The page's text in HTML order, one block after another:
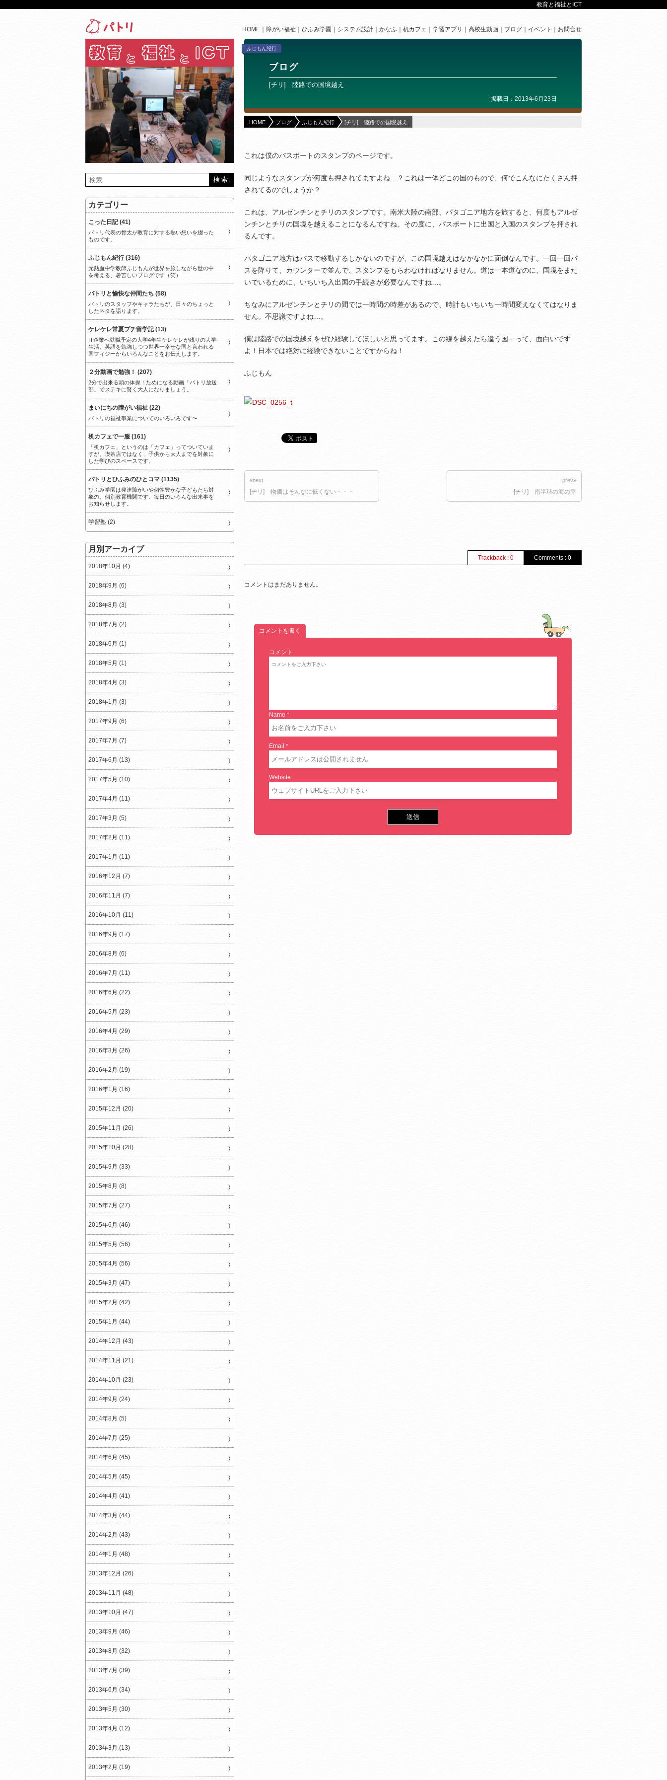
教育と福祉とICT
HOME 障がい福祉 ひふみ学園 システム設計 かなふ 机カフェ 学習アプリ 高校生動画 ブログ イベント お問合せ
ふじもん紀行
ブログ
[チリ] 陸路での国境越え
掲載日：2013年6月23日
HOME ブログ ふじもん紀行 [チリ] 陸路での国境越え
これは僕のパスポートのスタンプのページです。
同じようなスタンプが何度も押されてますよね…？これは一体どこの国のもので、何でこんなにたくさん押
されてるのでしょうか？
これは、アルゼンチンとチリのスタンプです。南米大陸の南部、パタゴニア地方を旅すると、何度もアルゼ
ンチンとチリの国境を越えることになるんですね。その度に、パスポートに出国と入国のスタンプを押され
るんです。
パタゴニア地方はバスで移動するしかないのですが、この国境越えはなかなかに面倒なんです。一回一回バ
スを降りて、カウンターで並んで、スタンプをもらわなければなりません。道は一本道なのに、国境をまた
いでいるために、いちいち入出国の手続きが必要なんですね…。
ちなみにアルゼンチンとチリの間では一時間の時差があるので、時計もいちいち一時間変えなくてはなりま
せん。不思議ですよね…。
僕は陸路での国境越えをぜひ経験してほしいと思ってます。この線を越えたら違う国…って、面白いです
よ！日本では絶対に経験できないことですからね！
ふじもん
«next
[チリ] 物価はそんなに低くない・・・
prev»
[チリ] 南半球の海の幸
Comments : 0
Trackback : 0
コメントはまだありません。
コメントを書く
コメント
Name *
Email *
Website
カテゴリー
こった日記 (41)
パトリ代表の骨太が教育に対する熱い想いを綴った
ものです。
ふじもん紀行 (316)
元熱血中学教師ふじもんが世界を旅しながら世の中
を考える、暑苦しいブログです（笑）
パトリと愉快な仲間たち (58)
パトリのスタッフやキャラたちが、日々のちょっと
したネタを語ります。
ケレケレ常夏プチ留学記 (13)
IT企業へ就職予定の大学4年生ケレケレが残りの大学
生活、英語を勉強しつつ世界一幸せな国と言われる
国フィジーからいろんなことをお伝えします。
２分動画で勉強！ (207)
2分で出来る頭の体操！ためになる動画「パトリ放送
部」でステキに賢く大人になりましょう。
まいにちの障がい福祉 (22)
パトリの福祉事業についてのいろいろです〜
机カフェで一服 (161)
「机カフェ」というのは「カフェ」ってついていま
すが、喫茶店ではなく、子供から大人までを対象に
した学びのスペースです。
パトリとひふみのひとコマ (1135)
ひふみ学園は発達障がいや個性豊かな子どもたち対
象の、個別教育機関です。毎日のいろんな出来事を
お知らせします。
学習塾 (2)
月別アーカイブ
2018年10月 (4)
2018年9月 (6)
2018年8月 (3)
2018年7月 (2)
2018年6月 (1)
2018年5月 (1)
2018年4月 (3)
2018年1月 (3)
2017年9月 (6)
2017年7月 (7)
2017年6月 (13)
2017年5月 (10)
2017年4月 (11)
2017年3月 (5)
2017年2月 (11)
2017年1月 (11)
2016年12月 (7)
2016年11月 (7)
2016年10月 (11)
2016年9月 (17)
2016年8月 (6)
2016年7月 (11)
2016年6月 (22)
2016年5月 (23)
2016年4月 (29)
2016年3月 (26)
2016年2月 (19)
2016年1月 (16)
2015年12月 (20)
2015年11月 (26)
2015年10月 (28)
2015年9月 (33)
2015年8月 (8)
2015年7月 (27)
2015年6月 (46)
2015年5月 (56)
2015年4月 (56)
2015年3月 (47)
2015年2月 (42)
2015年1月 (44)
2014年12月 (43)
2014年11月 (21)
2014年10月 (23)
2014年9月 (24)
2014年8月 (5)
2014年7月 (25)
2014年6月 (45)
2014年5月 (45)
2014年4月 (41)
2014年3月 (44)
2014年2月 (43)
2014年1月 (48)
2013年12月 (26)
2013年11月 (48)
2013年10月 (47)
2013年9月 (46)
2013年8月 (32)
2013年7月 (39)
2013年6月 (34)
2013年5月 (30)
2013年4月 (12)
2013年3月 (13)
2013年2月 (19)